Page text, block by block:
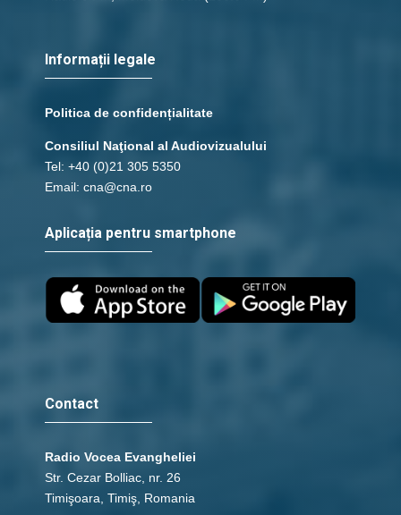
Informații legale
Politica de confidențialitate
Consiliul Naţional al Audiovizualului
Tel: +40 (0)21 305 5350
Email: cna@cna.ro
Aplicația pentru smartphone
Contact
Radio Vocea Evangheliei
Str. Cezar Bolliac, nr. 26
Timişoara, Timiş, Romania